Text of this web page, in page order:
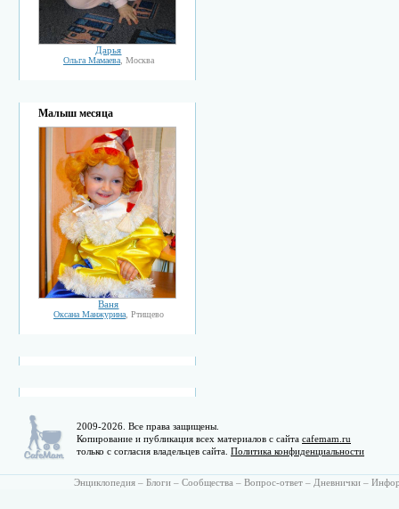
Дарья
Ольга Мамаева , Москва
Малыш месяца
Ваня
Оксана Манжурина, Ртищево
2009-2026. Все права защищены.
Копирование и публикация всех материалов с сайта cafemam.ru
только с согласия владельцев сайта. Политика конфиденциальности
Энциклопедия – Блоги – Сообщества – Вопрос-ответ – Дневнички –